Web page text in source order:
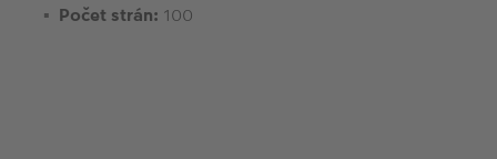
Počet strán: 100